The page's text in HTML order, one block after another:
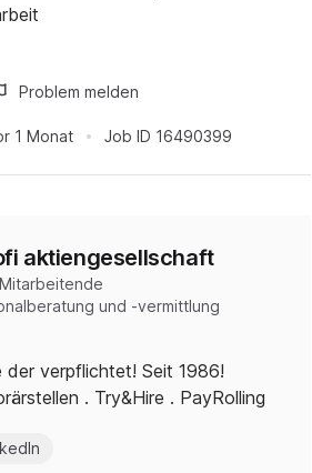
1 Monat Job ID 16490399
Problem melden
aktiengesellschaft
und -vermittlung
der verpflichtet! Seit 1986!
. Try&Hire . PayRolling